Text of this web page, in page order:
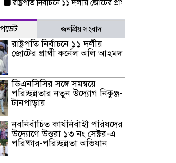
রাষ্ট্রপতি নির্বাচনে ১১ দলীয় জোটের প্রার্থী কর্নেল অলি আহমদ
জনপ্রিয় সংবাদ
রাষ্ট্রপতি নির্বাচনে ১১ দলীয়
জোটের প্রার্থী কর্নেল অলি আহমদ
ডিএনসিসির সঙ্গে সমন্বয়ে
পরিচ্ছন্নতার নতুন উদ্যোগ নিকুঞ্জ-
টানপাড়ায়
নবনির্বাচিত কার্যনির্বাহী পরিষদের
উদ্যোগে উত্তরা ১৩ নং সেক্টর-এ
পরিষ্কার-পরিচ্ছন্নতা অভিযান